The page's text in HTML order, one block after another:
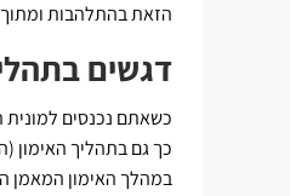
הזאת בהתלהבות ומתוך
דגשים
כשאתם נכנסים
כך גם בתהליך האימון
במהלך האימון המאמן